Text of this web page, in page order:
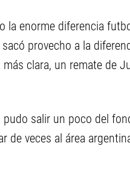
la enorme diferencia
provecho a la
clara, un remate de
salir un poco del
de veces al área